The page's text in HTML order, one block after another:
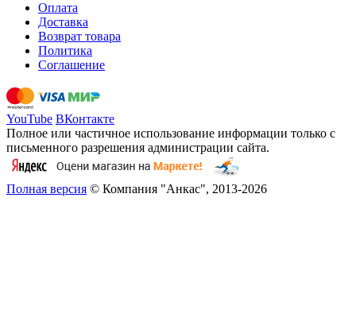
Оплата
Доставка
Возврат товара
Политика
Соглашение
YouTube ВКонтакте
Полное или частичное использование информации только с
письменного разрешения администрации сайта.
Полная версия © Компания "Анкас", 2013-2026